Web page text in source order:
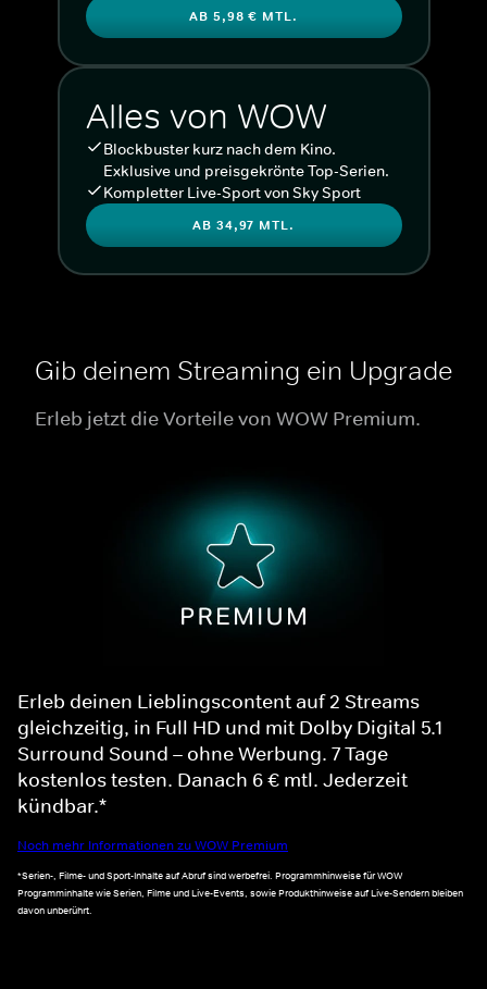
AB 5,98 € MTL.
Alles von WOW
Blockbuster kurz nach dem Kino.
Exklusive und preisgekrönte Top-Serien.
Kompletter Live-Sport von Sky Sport
AB 34,97 MTL.
Gib deinem Streaming ein Upgrade
Erleb jetzt die Vorteile von WOW Premium.
Erleb deinen Lieblingscontent auf 2 Streams
gleichzeitig, in Full HD und mit Dolby Digital 5.1
Surround Sound – ohne Werbung. 7 Tage
kostenlos testen. Danach 6 € mtl. Jederzeit
kündbar.*
Noch mehr Informationen zu WOW Premium
*Serien-, Filme- und Sport-Inhalte auf Abruf sind werbefrei. Programmhinweise für WOW
Programminhalte wie Serien, Filme und Live-Events, sowie Produkthinweise auf Live-Sendern bleiben
davon unberührt.